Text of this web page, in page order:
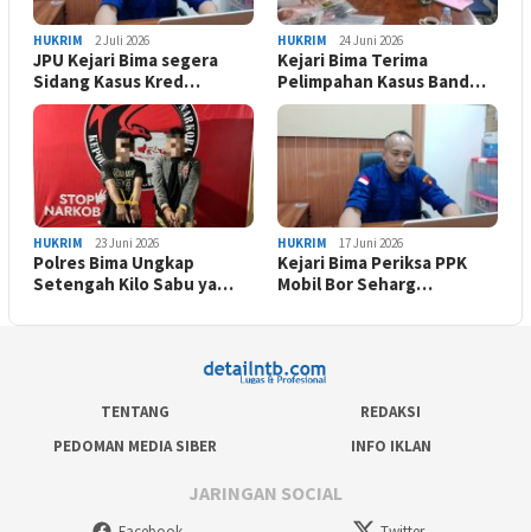
HUKRIM 2 Juli 2026
JPU Kejari Bima segera
Sidang Kasus Kred…
HUKRIM 24 Juni 2026
Kejari Bima Terima
Pelimpahan Kasus Band…
HUKRIM 23 Juni 2026
Polres Bima Ungkap
Setengah Kilo Sabu ya…
HUKRIM 17 Juni 2026
Kejari Bima Periksa PPK
Mobil Bor Seharg…
TENTANG
REDAKSI
PEDOMAN MEDIA SIBER
INFO IKLAN
JARINGAN SOCIAL